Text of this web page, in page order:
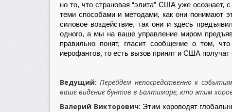
но то, что страновая “элита” США уже осознает,
теми способами и методами, как они понимают
силовое воздействие, так они и здесь
одного, а мы на ваше управление миром
правильно понят, гласит сообщение о том,
иерофантов, то есть вызов принят и США получат
Ведущий: Перейдем непосредственно к
ваше видение бунтов в Балтиморе, кто этим
Валерий Викторович: Этим хороводят